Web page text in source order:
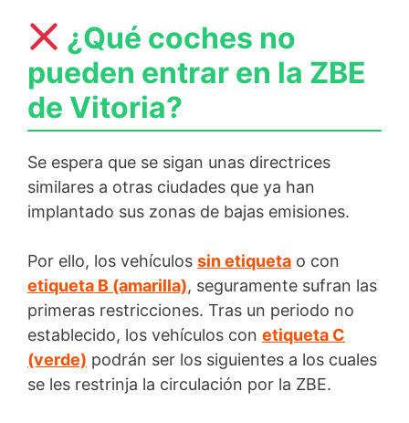
¿Qué coches no
pueden entrar en la ZBE
de Vitoria?
Se espera que se sigan unas directrices
similares a otras ciudades que ya han
implantado sus zonas de bajas emisiones.
Por ello, los vehículos sin etiqueta o con
etiqueta B (amarilla), seguramente sufran las
primeras restricciones. Tras un periodo no
establecido, los vehículos con etiqueta C
(verde) podrán ser los siguientes a los cuales
se les restrinja la circulación por la ZBE.